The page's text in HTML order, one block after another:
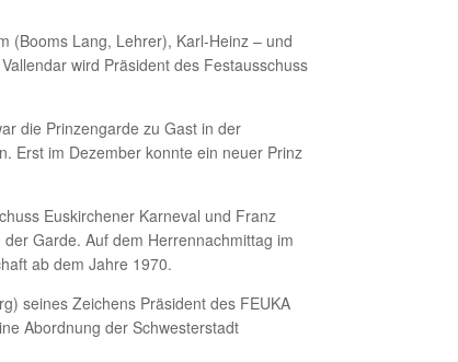
(Booms Lang, Lehrer), Karl-Heinz – und
wird Präsident des Festausschuss
die Prinzengarde zu Gast in der
Erst im Dezember konnte ein neuer Prinz
Euskirchener Karneval und Franz
Garde. Auf dem Herrennachmittag im
ab dem Jahre 1970.
seines Zeichens Präsident des FEUKA
Abordnung der Schwesterstadt